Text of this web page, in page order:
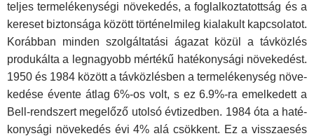
teljes termelékenységi növekedés, a foglalkoztatottság és a
kereset biztonsága között történelmileg kialakult kapcsolatot.
Korábban minden szolgáltatási ágazat közül a távközlés
pro­dukálta a legnagyobb mértékű hatékonysági növekedést.
1950 és 1984 között a távközlésben a termelékenység növe­
kedése évente átlag 6%-os volt, s ez 6.9%-ra emelkedett a
Bell-rendszert megelőző utolsó évtizedben. 1984 óta a haté­
konysági növekedés évi 4% alá csökkent. Ez a visszaesés